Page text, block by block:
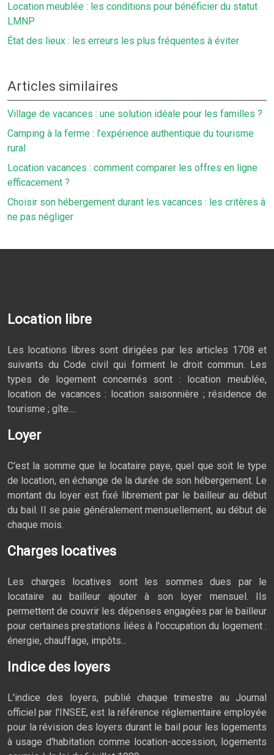
Location meublée : les conditions pour bénéficier du statut
LMNP
État des lieux : les erreurs les plus fréquentes à éviter
Articles similaires
Village de vacances : une solution idéale pour les familles ?
Camping à la ferme : l’expérience authentique du tourisme
rural
Location vacances : comment comparer les offres en ligne
efficacement ?
Choisir son hébergement durant les vacances : les critères à
ne pas négliger
Location libre
Les locations libres sont dirigées par les articles 1708 et
suivants du Code civil qui forment le droit commun. Les
types de logement concernés sont : location meublée,
location de vacances : location saisonnière ; résidence de
tourisme ; gîte....
Loyer
C'est la somme que le locataire paye, quel que soit le type
de location, en échange de la durée de son hébergement. Le
montant du loyer est fixé librement par le bailleur au début
du bail. Il se paie généralement mensuellement, au début de
chaque mois.
Charges locatives
Les charges locatives sont les sommes dues par le
locataire au bailleur ajouter à son loyer mensuel. Ils
permettent de couvrir les dépenses engagées par le bailleur
pour certaines prestations liées à l'occupation du logement :
énergie, chauffage, impôts...
Indice des loyers
L'indice des loyers, publié chaque trimestre au Journal
officiel par l'INSEE, est la référence réglementaire employée
pour la révision des loyers durant le bail pour les logements
à usage d'habitation comme location-accession, logements